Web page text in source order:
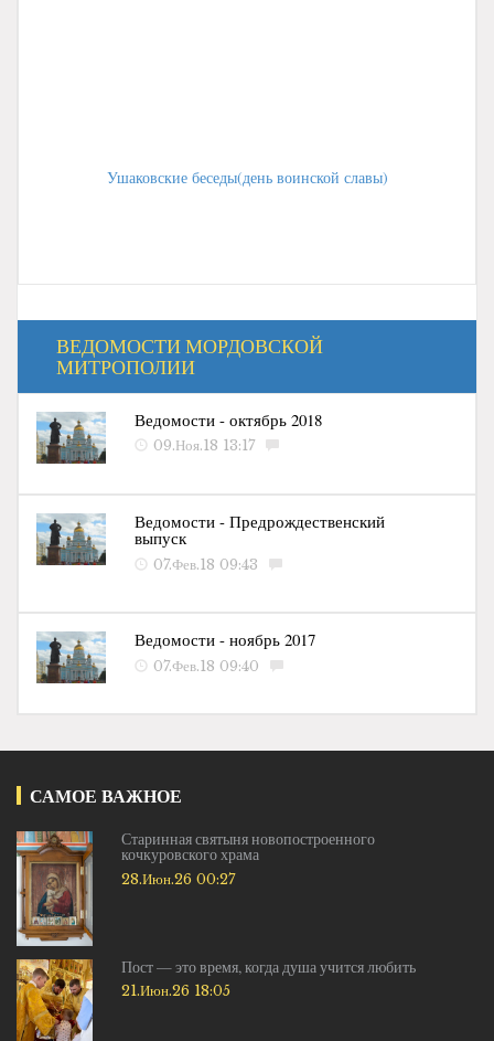
Ушаковские беседы(день воинской славы)
ВЕДОМОСТИ МОРДОВСКОЙ
МИТРОПОЛИИ
Ведомости - октябрь 2018
09.Ноя.18 13:17
Ведомости - Предрождественский
выпуск
07.Фев.18 09:43
Ведомости - ноябрь 2017
07.Фев.18 09:40
САМОЕ ВАЖНОЕ
Старинная святыня новопостроенного
кочкуровского храма
28.Июн.26 00:27
Пост — это время, когда душа учится любить
21.Июн.26 18:05